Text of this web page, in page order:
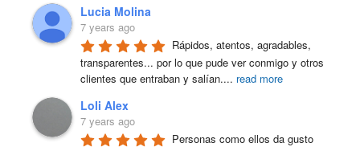
Lucia Molina
7 years ago
Rápidos, atentos, agradables,
transparentes... por lo que pude ver conmigo y otros
clientes que entraban y salían.... read more
Loli Alex
7 years ago
Personas como ellos da gusto